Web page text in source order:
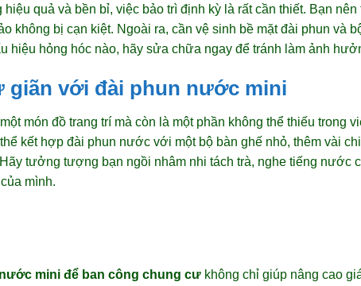
quả và bền bỉ, việc bảo trì định kỳ là rất cần thiết. Bạn
không bị cạn kiệt. Ngoài ra, cần vệ sinh bề mặt đài phun và
hiệu hỏng hóc nào, hãy sửa chữa ngay để tránh làm ảnh
giãn với đài phun nước mini
món đồ trang trí mà còn là một phần không thể thiếu trong
kết hợp đài phun nước với một bộ bàn ghế nhỏ, thêm vài
tưởng tượng bạn ngồi nhâm nhi tách trà, nghe tiếng nước
mình.
mini để ban công chung cư không chỉ giúp nâng cao